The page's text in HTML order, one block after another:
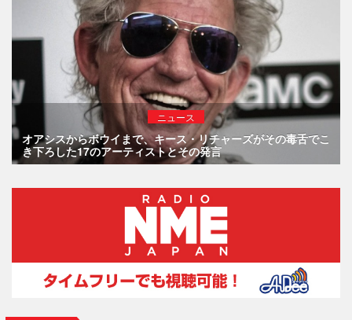
ニュース
オアシスからボウイまで、キース・リチャーズがその毒舌でこ
き下ろした17のアーティストとその発言